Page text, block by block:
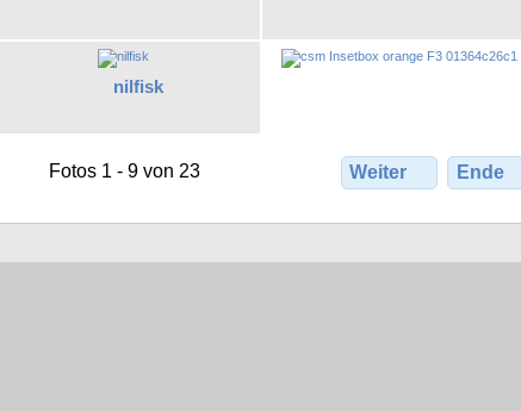
nilfisk
Fotos 1 - 9 von 23 Weiter Ende